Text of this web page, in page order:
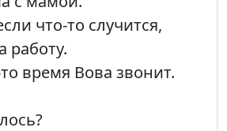
что-то случится,
работу.
время Вова звонит.